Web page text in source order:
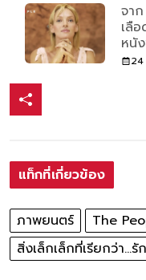
จาก
เลื
หนั
24
แท็กที่เกี่ยวข้อง
ภาพยนตร์ The
สิ่งเล็กเล็กที่เรียกว่า...รัก